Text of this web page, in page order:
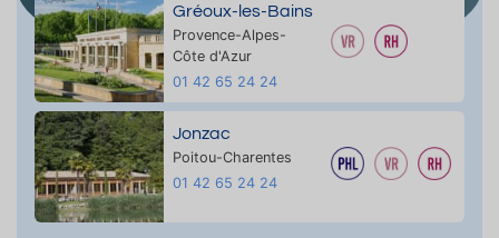
Gréoux-les-Bains
Provence-Alpes-
Côte d'Azur
01 42 65 24 24
Jonzac
Poitou-Charentes
01 42 65 24 24